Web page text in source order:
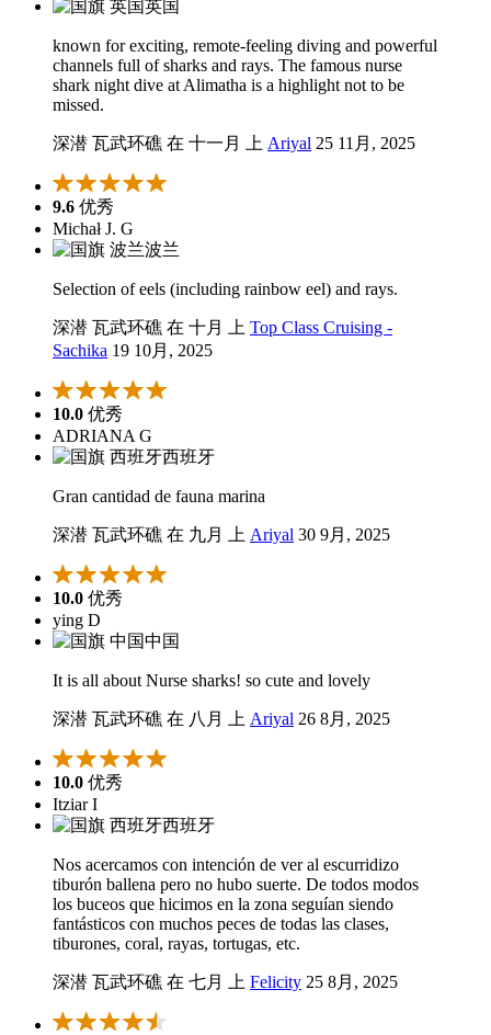
英国
known for exciting, remote-feeling diving and powerful
channels full of sharks and rays. The famous nurse
shark night dive at Alimatha is a highlight not to be
missed.
深潜 瓦武环礁 在 十一月 上 Ariyal 25 11月, 2025
9.6 优秀
Michał J. G
波兰
Selection of eels (including rainbow eel) and rays.
深潜 瓦武环礁 在 十月 上 Top Class Cruising -
Sachika 19 10月, 2025
10.0 优秀
ADRIANA G
西班牙
Gran cantidad de fauna marina
深潜 瓦武环礁 在 九月 上 Ariyal 30 9月, 2025
10.0 优秀
ying D
中国
It is all about Nurse sharks! so cute and lovely
深潜 瓦武环礁 在 八月 上 Ariyal 26 8月, 2025
10.0 优秀
Itziar I
西班牙
Nos acercamos con intención de ver al escurridizo
tiburón ballena pero no hubo suerte. De todos modos
los buceos que hicimos en la zona seguían siendo
fantásticos con muchos peces de todas las clases,
tiburones, coral, rayas, tortugas, etc.
深潜 瓦武环礁 在 七月 上 Felicity 25 8月, 2025